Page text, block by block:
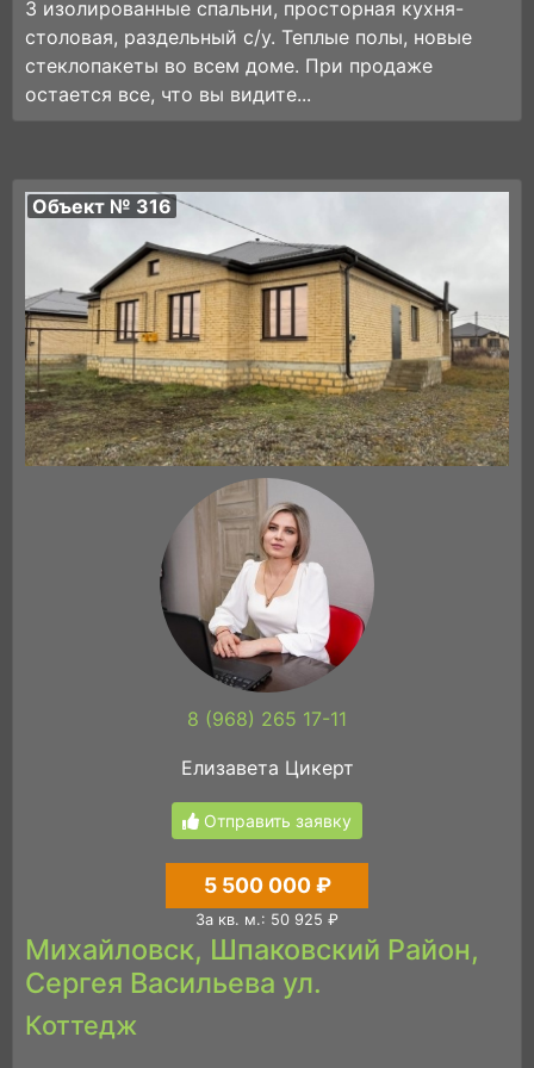
3 изолированные спальни, просторная кухня-
столовая, раздельный с/у. Теплые полы, новые
стеклопакеты во всем доме. При продаже
остается все, что вы видите...
Объект № 316
8 (968) 265 17-11
Елизавета Цикерт
Отправить заявку
5 500 000 ₽
За кв. м.: 50 925 ₽
Михайловск, Шпаковский Район,
Сергея Васильева ул.
Коттедж